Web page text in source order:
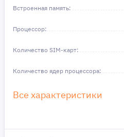
Встроенная память:
Процессор:
Количество SIM-карт:
Количество ядер процессора:
Все характеристики